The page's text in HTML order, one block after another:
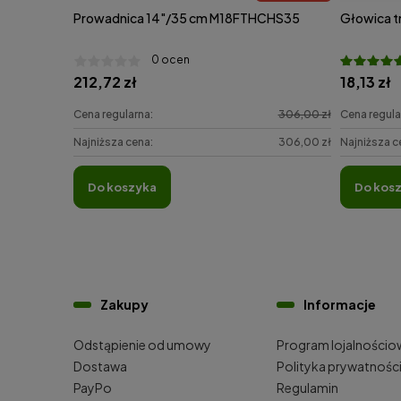
Prowadnica 14"/35 cm M18FTHCHS35
0 ocen
212,72 zł
Cena regularna: 306,00 zł
Najniższa cena: 306,00 zł
do koszyka
Głowica
18,13 zł
Cena
Najniższa
do
Zakupy
Odstąpienie od umowy
Dostawa
PayPo
Informacje
Program
Polityka prywatności
Regulamin